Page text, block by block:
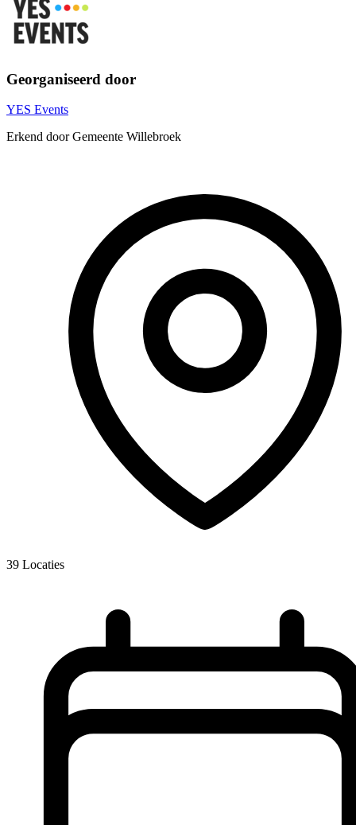
Georganiseerd door
YES Events
Erkend door Gemeente Willebroek
39 Locaties